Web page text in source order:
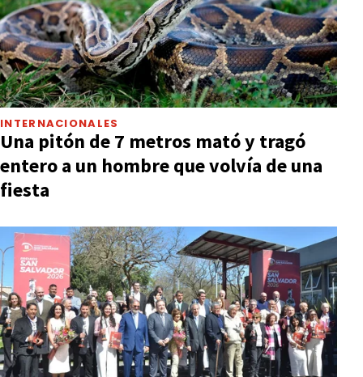
INTERNACIONALES
Una pitón de 7 metros mató y tragó
entero a un hombre que volvía de una
fiesta